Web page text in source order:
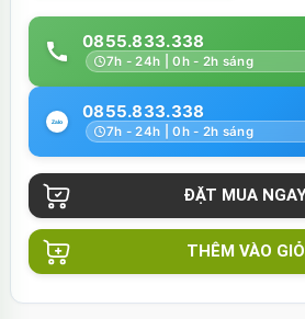
0855.833.338
7h - 24h | 0h - 2h sáng
0855.833.338
7h - 24h | 0h - 2h sáng
THÊM VÀO GIỎ